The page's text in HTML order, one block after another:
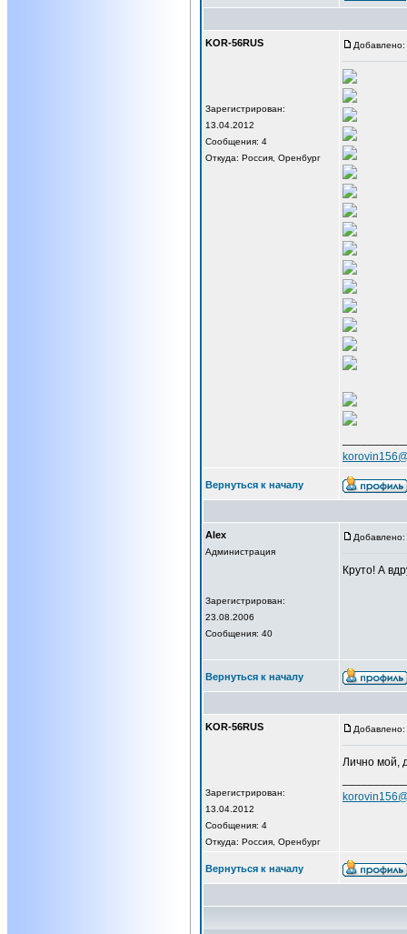
KOR-56RUS
Зарегистрирован:
13.04.2012
Сообщения: 4
Откуда: Россия, Оренбург
Вернуться к началу
Alex
Администрация
Зарегистрирован:
23.08.2006
Сообщения: 40
Круто! А
Вернуться к началу
KOR-56RUS
Зарегистрирован:
13.04.2012
Сообщения: 4
Откуда: Россия, Оренбург
Лично мой,
Вернуться к началу